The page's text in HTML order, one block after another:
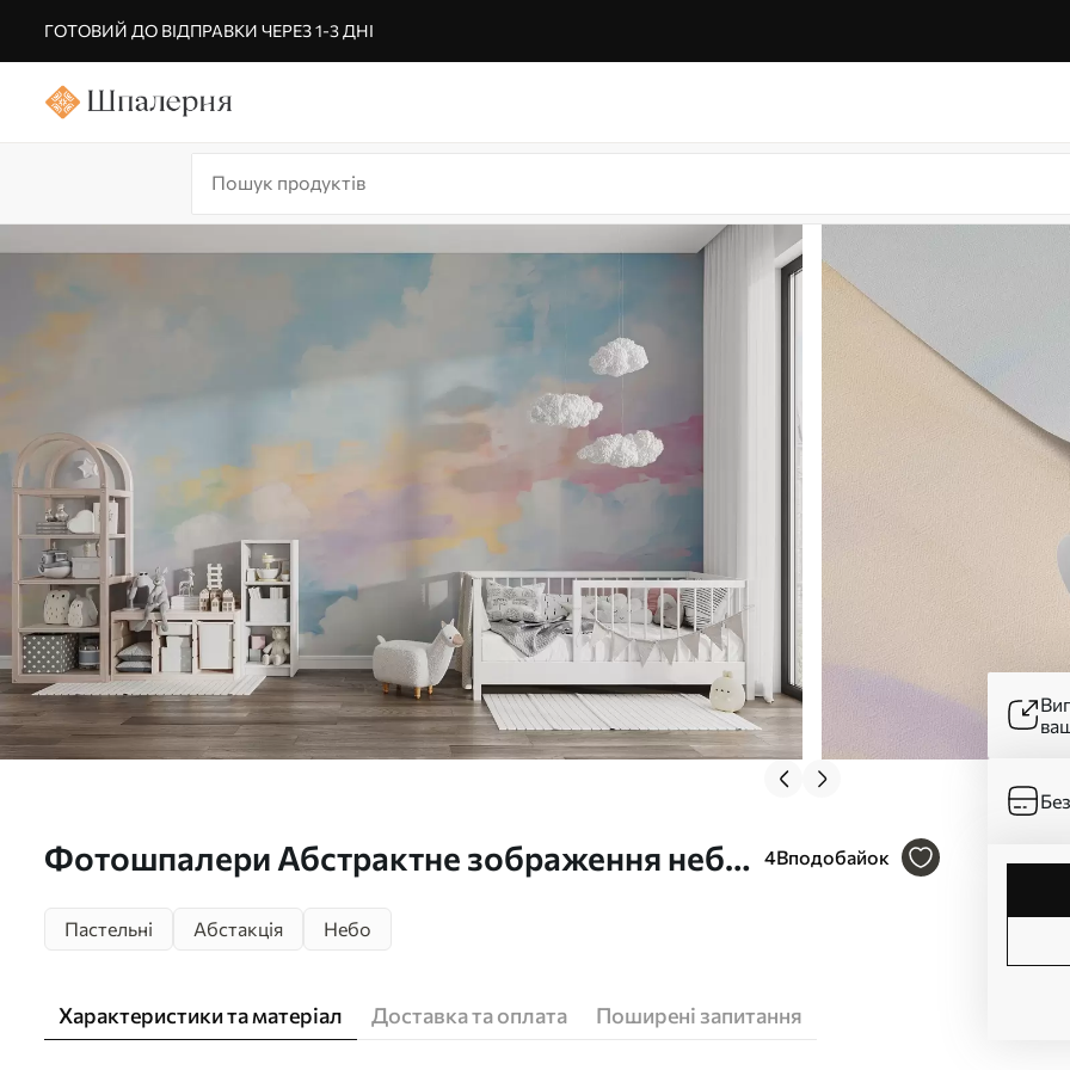
ГОТОВИЙ ДО ВІДПРАВКИ ЧЕРЕЗ 1-3 ДНІ
Фотошпалери Абстрактне зображення неба
4Вподобайок
Пастельні Абстакція Небо
Характеристики та матеріал Доставка та оплата Поширені запитання